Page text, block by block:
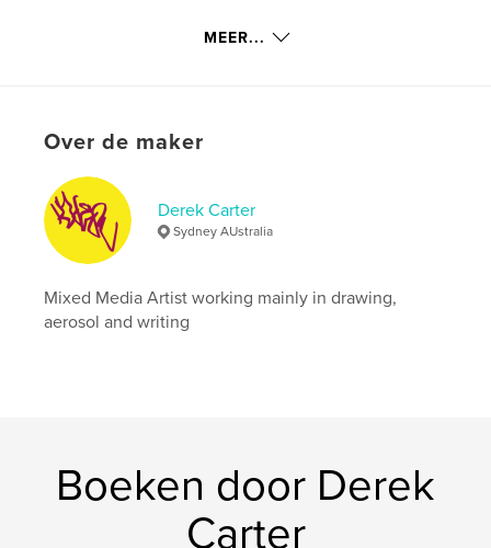
Trefwoorden
derek carter
archive
MEER...
Over de maker
Derek Carter
Sydney AUstralia
Mixed Media Artist working mainly in drawing,
aerosol and writing
Boeken door Derek
Carter